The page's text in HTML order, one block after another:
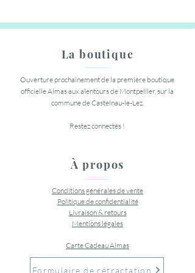
La boutique
Ouverture prochainement de la première boutique
officielle Almas aux alentours de Montpellier, sur la
commune de Castelnau-le-Lez.
Restez connectés !
À propos
Conditions générales de vente
Politique de confidentialité
Livraison & retours
Mentions légales
Carte Cadeau Almas
Formulaire de rétractation